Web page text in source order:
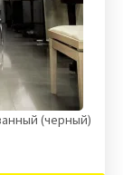
(черный)